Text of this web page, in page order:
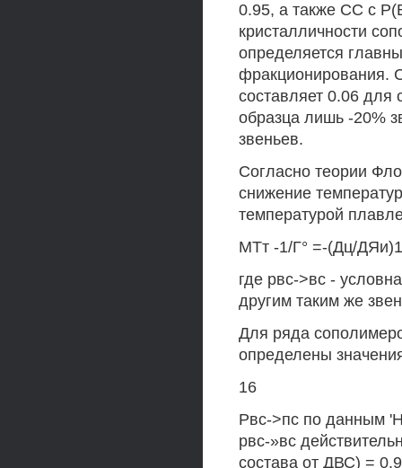
0.95, а также СС с
кристалличности
определяется
фракционирования.
составляет 0.06 для
образца лишь -20%
звеньев.
Согласно теории
снижение
температурой
МТт -1/Г° =-(Дц/
где рвс->вс -
другим таким же
Для ряда
определены
16
Рвс->пс по данным
рвс-»вс
состава от ДВС) =